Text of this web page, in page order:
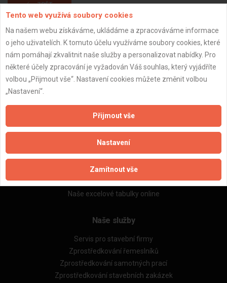
ZPĚT
Aktualizováno z portálu ARES dne 29.12.2023 12:45:09
Naše firmy a řemeslníci
Zpracování a ochrana osobních údajů
Zásady pro používání souborů cookie
Obchodní podmínky (zprostředkování)
Obchodní podmínky (rozpočtování)
Reference
Naše excelové tabulky online
Naše služby
Servis pro stavební firmy
Zprostředkování řemeslníků
Zprostředkování samotných prací
Zprostředkování stavebních zakázek
Tento web využívá soubory cookies
Na našem webu získáváme, ukládáme a zpracováváme informace
o jeho uživatelích. K tomuto účelu využíváme soubory cookies, které
nám pomáhají zkvalitnit naše služby a personalizovat nabídky. Pro
některé účely zpracování je vyžadován Váš souhlas, který vyjádříte
volbou „Přijmout vše“. Nastavení cookies můžete změnit volbou
„Nastavení“.
Přijmout vše
Nastavení
Zamítnout vše